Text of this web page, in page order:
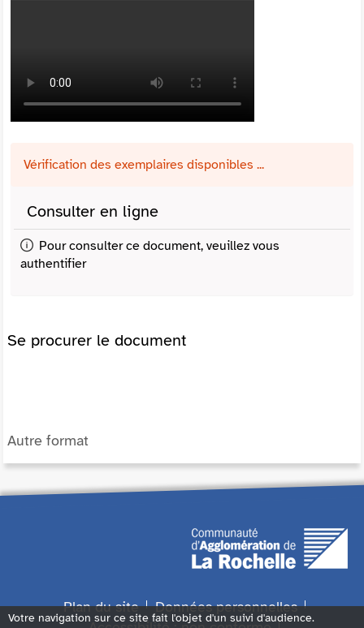
Vérification des exemplaires disponibles ...
Consulter en ligne
Pour consulter ce document, veuillez vous
authentifier
Se procurer le document
Autre format
Plan du site
Données personnelles
Votre navigation sur ce site fait l'objet d'un suivi d'audience.